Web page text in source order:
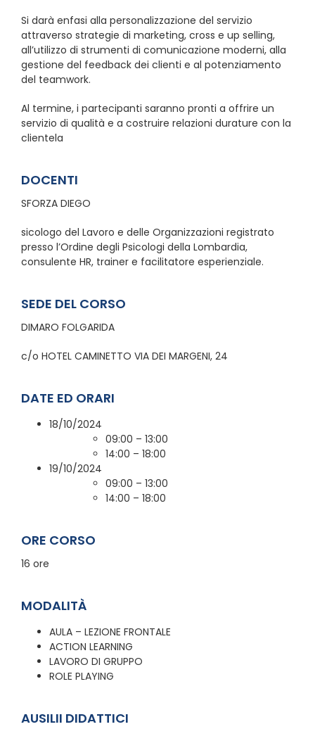
Si darà enfasi alla personalizzazione del servizio
attraverso strategie di marketing, cross e up selling,
all’utilizzo di strumenti di comunicazione moderni, alla
gestione del feedback dei clienti e al potenziamento
del teamwork.
Al termine, i partecipanti saranno pronti a offrire un
servizio di qualità e a costruire relazioni durature con la
clientela
DOCENTI
SFORZA DIEGO
sicologo del Lavoro e delle Organizzazioni registrato
presso l’Ordine degli Psicologi della Lombardia,
consulente HR, trainer e facilitatore esperienziale.
SEDE DEL CORSO
DIMARO FOLGARIDA
c/o HOTEL CAMINETTO VIA DEI MARGENI, 24
DATE ED ORARI
18/10/2024
09:00 – 13:00
14:00 – 18:00
19/10/2024
09:00 – 13:00
14:00 – 18:00
ORE CORSO
16 ore
MODALITÀ
AULA – LEZIONE FRONTALE
ACTION LEARNING
LAVORO DI GRUPPO
ROLE PLAYING
AUSILII DIDATTICI